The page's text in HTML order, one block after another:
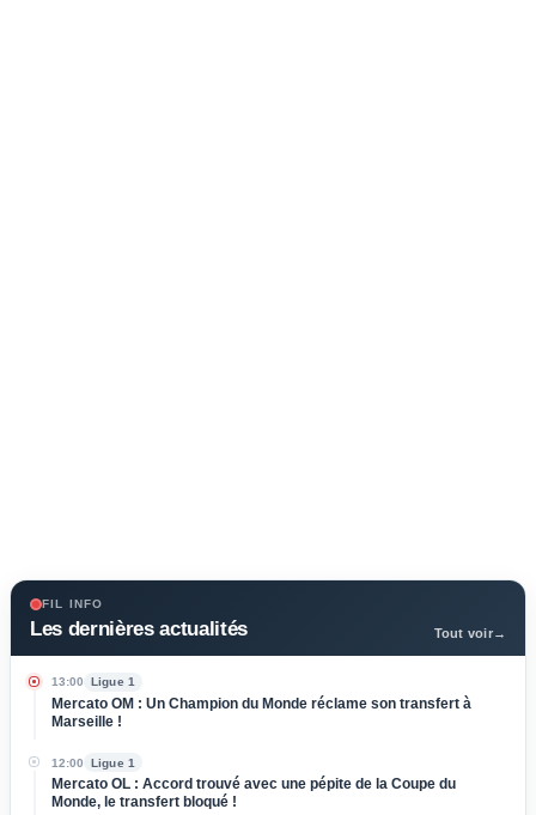
FIL INFO
Les dernières actualités Tout voir→
13:00 Ligue 1
Mercato OM : Un Champion du Monde réclame son transfert à
Marseille !
12:00 Ligue 1
Mercato OL : Accord trouvé avec une pépite de la Coupe du
Monde, le transfert bloqué !